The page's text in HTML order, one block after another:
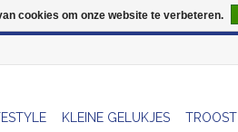
KLEINE GELUKJES TROOST
cookies om onze website te verbeteren.
gesloten op Do 13/08